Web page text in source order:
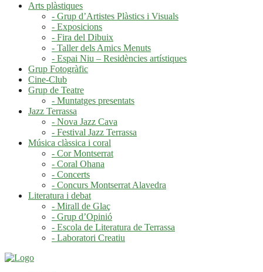
Arts plàstiques
- Grup d’Artistes Plàstics i Visuals
- Exposicions
- Fira del Dibuix
- Taller dels Amics Menuts
- Espai Niu – Residències artístiques
Grup Fotogràfic
Cine-Club
Grup de Teatre
- Muntatges presentats
Jazz Terrassa
- Nova Jazz Cava
- Festival Jazz Terrassa
Música clàssica i coral
- Cor Montserrat
- Coral Ohana
- Concerts
- Concurs Montserrat Alavedra
Literatura i debat
- Mirall de Glaç
- Grup d’Opinió
- Escola de Literatura de Terrassa
- Laboratori Creatiu